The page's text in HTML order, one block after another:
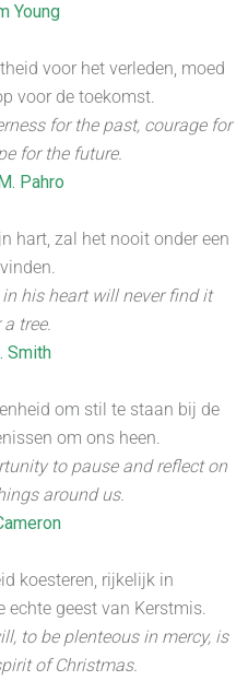
Young
voor het verleden, moed
voor de toekomst.
for the past, courage for
for the future.
Pahro
hart, zal het nooit onder een
his heart will never find it
a tree.
Smith
om stil te staan bij de
om ons heen.
to pause and reflect on
around us.
koesteren, rijkelijk in
echte geest van Kerstmis.
to be plenteous in mercy, is
of Christmas.